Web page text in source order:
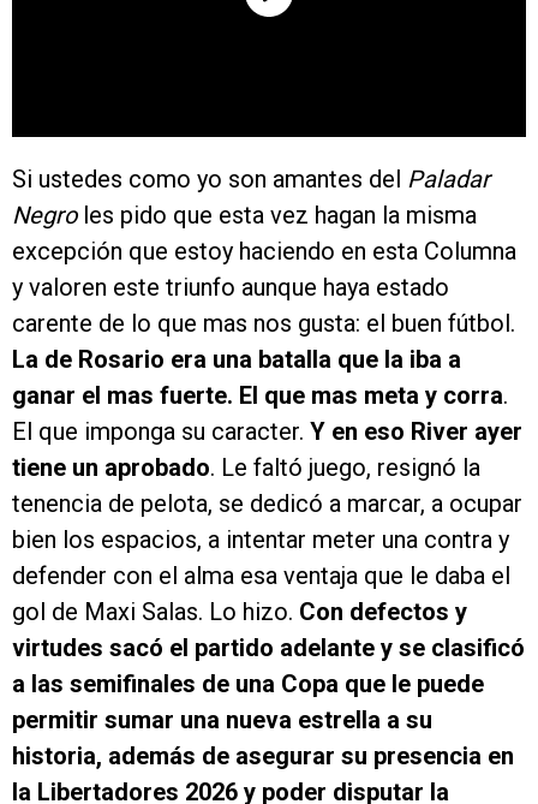
Si ustedes como yo son amantes del Paladar
Negroles pido que esta vez hagan la misma
excepción que estoy haciendo en esta Columna
y valoren este triunfo aunque haya estado
carente de lo que mas nos gusta: el buen fútbol.
La de Rosario era una batalla que la iba a
ganar el mas fuerte. El que mas meta y corra.
El que imponga su caracter. Y en eso River ayer
tiene un aprobado. Le faltó juego, resignó la
tenencia de pelota, se dedicó a marcar, a ocupar
bien los espacios, a intentar meter una contra y
defender con el alma esa ventaja que le daba el
gol de Maxi Salas. Lo hizo. Con defectos y
virtudes sacó el partido adelante y se clasificó
a las semifinales de una Copa que le puede
permitir sumar una nueva estrella a su
historia, además de asegurar su presencia en
la Libertadores 2026 y poder disputar la